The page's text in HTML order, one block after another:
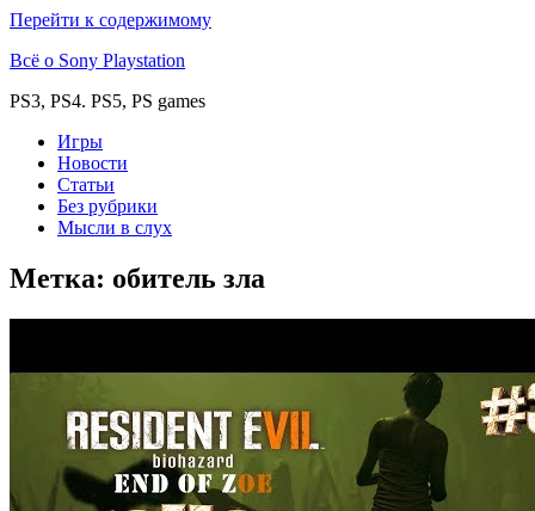
Перейти к содержимому
Всё о Sony Playstation
PS3, PS4. PS5, PS games
Игры
Новости
Статьи
Без рубрики
Мысли в слух
Метка: обитель зла